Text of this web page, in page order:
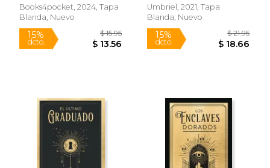
Books4pocket, 2024, Tapa
Blanda, Nuevo
Umbriel, 2021, Tapa
Blanda, Nuevo